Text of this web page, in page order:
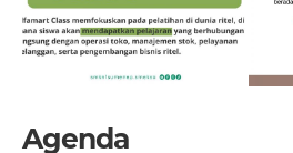
Agenda